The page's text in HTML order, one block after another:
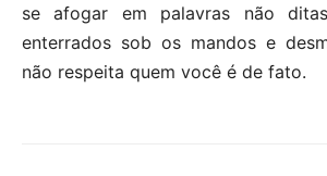
se afogar em palavras não
enterrados sob os mandos e
não respeita quem você é de fato.